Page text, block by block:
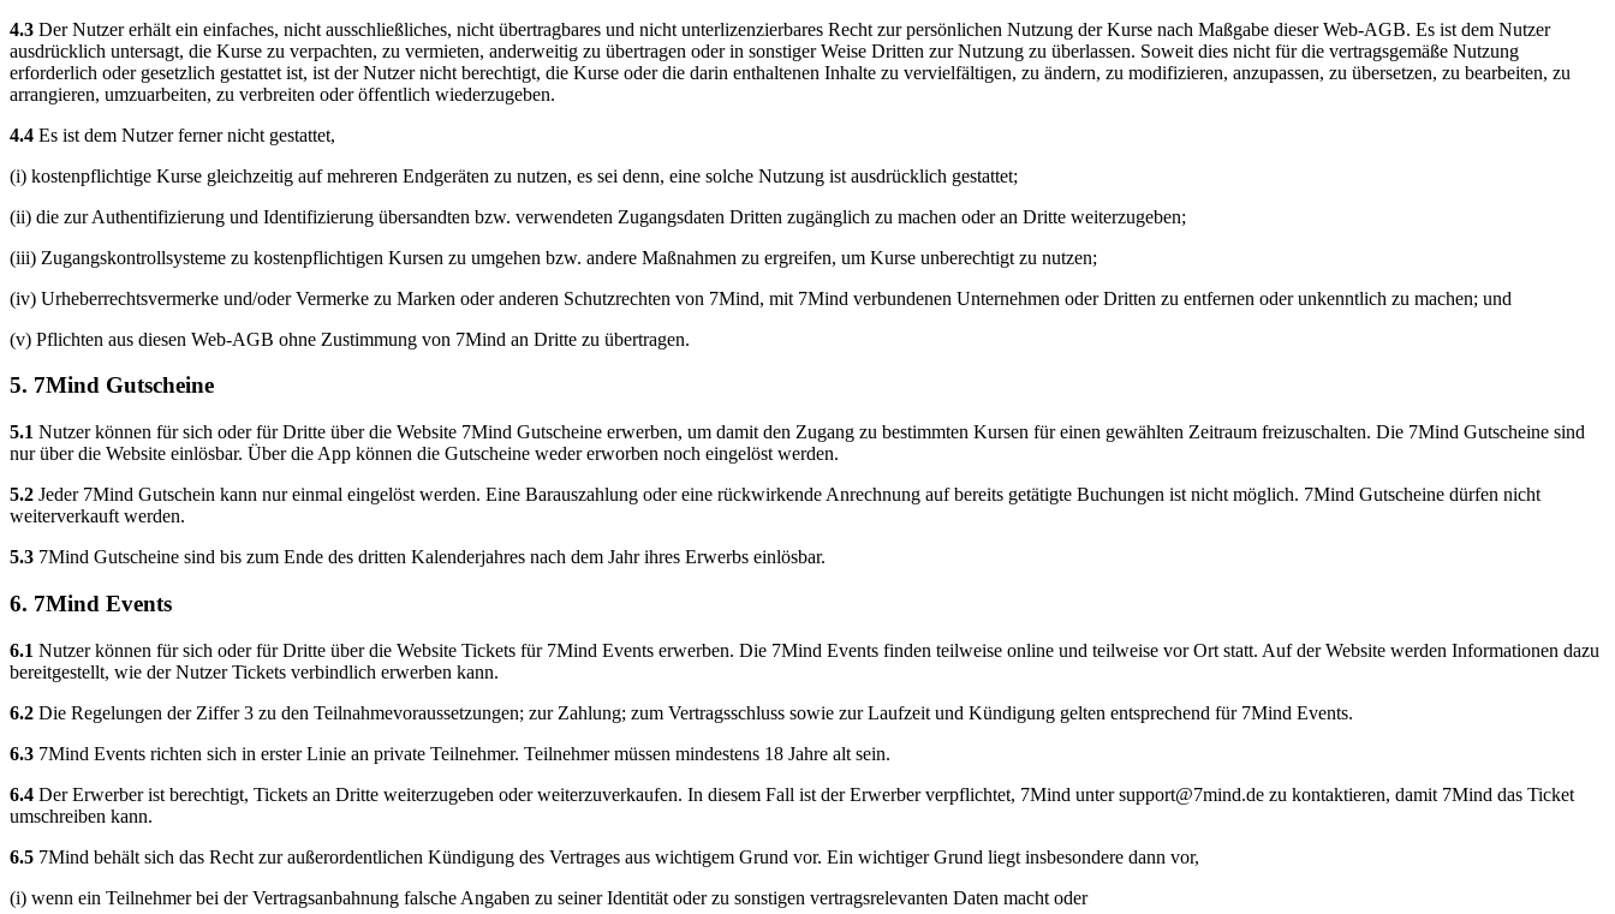
4.3 Der Nutzer erhält ein einfaches, nicht ausschließliches, nicht übertragbares und nicht unterlizenzierbares Recht zur persönlichen Nutzung der Kurse nach Maßgabe dieser Web-AGB. Es ist dem Nutzer
ausdrücklich untersagt, die Kurse zu verpachten, zu vermieten, anderweitig zu übertragen oder in sonstiger Weise Dritten zur Nutzung zu überlassen. Soweit dies nicht für die vertragsgemäße Nutzung
erforderlich oder gesetzlich gestattet ist, ist der Nutzer nicht berechtigt, die Kurse oder die darin enthaltenen Inhalte zu vervielfältigen, zu ändern, zu modifizieren, anzupassen, zu übersetzen, zu bearbeiten, zu
arrangieren, umzuarbeiten, zu verbreiten oder öffentlich wiederzugeben.
4.4 Es ist dem Nutzer ferner nicht gestattet,
(i) kostenpflichtige Kurse gleichzeitig auf mehreren Endgeräten zu nutzen, es sei denn, eine solche Nutzung ist ausdrücklich gestattet;
(ii) die zur Authentifizierung und Identifizierung übersandten bzw. verwendeten Zugangsdaten Dritten zugänglich zu machen oder an Dritte weiterzugeben;
(iii) Zugangskontrollsysteme zu kostenpflichtigen Kursen zu umgehen bzw. andere Maßnahmen zu ergreifen, um Kurse unberechtigt zu nutzen;
(iv) Urheberrechtsvermerke und/oder Vermerke zu Marken oder anderen Schutzrechten von 7Mind, mit 7Mind verbundenen Unternehmen oder Dritten zu entfernen oder unkenntlich zu machen; und
(v) Pflichten aus diesen Web-AGB ohne Zustimmung von 7Mind an Dritte zu übertragen.
5. 7Mind Gutscheine
5.1 Nutzer können für sich oder für Dritte über die Website 7Mind Gutscheine erwerben, um damit den Zugang zu bestimmten Kursen für einen gewählten Zeitraum freizuschalten. Die 7Mind Gutscheine sind
nur über die Website einlösbar. Über die App können die Gutscheine weder erworben noch eingelöst werden.
5.2 Jeder 7Mind Gutschein kann nur einmal eingelöst werden. Eine Barauszahlung oder eine rückwirkende Anrechnung auf bereits getätigte Buchungen ist nicht möglich. 7Mind Gutscheine dürfen nicht
weiterverkauft werden.
5.3 7Mind Gutscheine sind bis zum Ende des dritten Kalenderjahres nach dem Jahr ihres Erwerbs einlösbar.
6. 7Mind Events
6.1 Nutzer können für sich oder für Dritte über die Website Tickets für 7Mind Events erwerben. Die 7Mind Events finden teilweise online und teilweise vor Ort statt. Auf der Website werden Informationen dazu
bereitgestellt, wie der Nutzer Tickets verbindlich erwerben kann.
6.2 Die Regelungen der Ziffer 3 zu den Teilnahmevoraussetzungen; zur Zahlung; zum Vertragsschluss sowie zur Laufzeit und Kündigung gelten entsprechend für 7Mind Events.
6.3 7Mind Events richten sich in erster Linie an private Teilnehmer. Teilnehmer müssen mindestens 18 Jahre alt sein.
6.4 Der Erwerber ist berechtigt, Tickets an Dritte weiterzugeben oder weiterzuverkaufen. In diesem Fall ist der Erwerber verpflichtet, 7Mind untersupport@7mind.de zu kontaktieren, damit 7Mind das Ticket
umschreiben kann.
6.5 7Mind behält sich das Recht zur außerordentlichen Kündigung des Vertrages aus wichtigem Grund vor. Ein wichtiger Grund liegt insbesondere dann vor,
(i) wenn ein Teilnehmer bei der Vertragsanbahnung falsche Angaben zu seiner Identität oder zu sonstigen vertragsrelevanten Daten macht oder